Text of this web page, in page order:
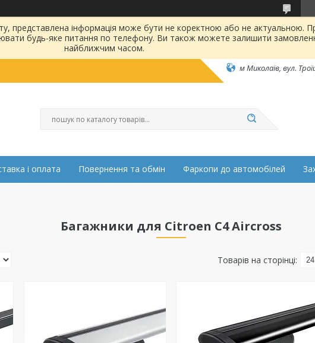
представлена інформація може бути не коректною або не актуальною.
будь-яке питання по телефону. Ви також можете залишити
найближчим часом.
м Миколаїв, вул.
і оплата Повернення та обмін Фаркопи до автомобілей
Багажники для Citroen C4 Aircross